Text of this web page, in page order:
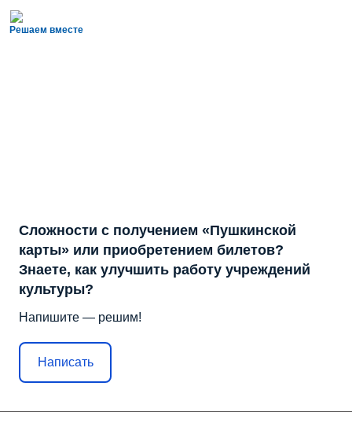
Решаем вместе
Сложности с получением «Пушкинской
карты» или приобретением билетов?
Знаете, как улучшить работу учреждений
культуры?
Напишите — решим!
Написать